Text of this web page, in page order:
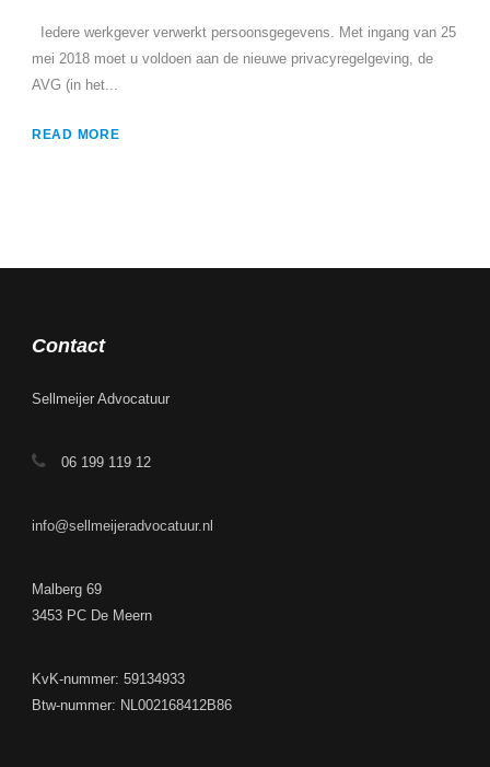
Iedere werkgever verwerkt persoonsgegevens. Met ingang van 25
mei 2018 moet u voldoen aan de nieuwe privacyregelgeving, de
AVG (in het...
READ MORE
Contact
Sellmeijer Advocatuur
06 199 119 12
info@sellmeijeradvocatuur.nl
Malberg 69
3453 PC De Meern
KvK-nummer: 59134933
Btw-nummer: NL002168412B86